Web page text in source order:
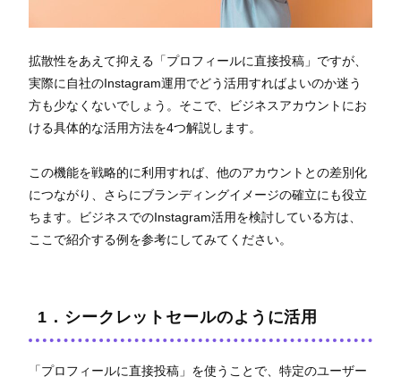
拡散性をあえて抑える「プロフィールに直接投稿」ですが、
実際に自社のInstagram運用でどう活用すればよいのか迷う
方も少なくないでしょう。そこで、ビジネスアカウントにお
ける具体的な活用方法を4つ解説します。
この機能を戦略的に利用すれば、他のアカウントとの差別化
につながり、さらにブランディングイメージの確立にも役立
ちます。ビジネスでのInstagram活用を検討している方は、
ここで紹介する例を参考にしてみてください。
1．シークレットセールのように活用
「プロフィールに直接投稿」を使うことで、特定のユーザー